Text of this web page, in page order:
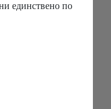
единствено по